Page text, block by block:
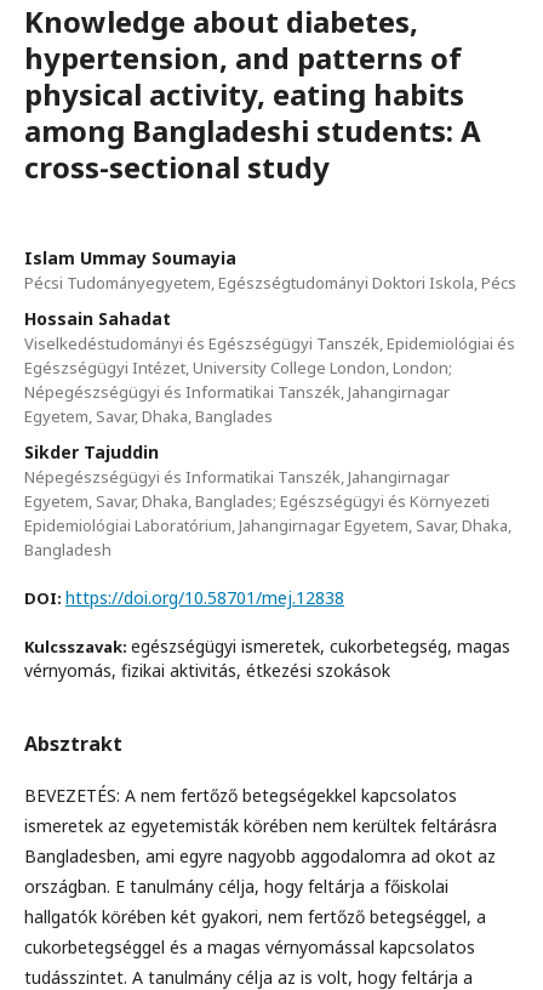
Knowledge about diabetes,
hypertension, and patterns of
physical activity, eating habits
among Bangladeshi students: A
cross-sectional study
Islam Ummay Soumayia
Pécsi Tudományegyetem, Egészségtudományi Doktori Iskola, Pécs
Hossain Sahadat
Viselkedéstudományi és Egészségügyi Tanszék, Epidemiológiai és
Egészségügyi Intézet, University College London, London;
Népegészségügyi és Informatikai Tanszék, Jahangirnagar
Egyetem, Savar, Dhaka, Banglades
Sikder Tajuddin
Népegészségügyi és Informatikai Tanszék, Jahangirnagar
Egyetem, Savar, Dhaka, Banglades; Egészségügyi és Környezeti
Epidemiológiai Laboratórium, Jahangirnagar Egyetem, Savar, Dhaka,
Bangladesh
DOI: https://doi.org/10.58701/mej.12838
Kulcsszavak: egészségügyi ismeretek, cukorbetegség, magas
vérnyomás, fizikai aktivitás, étkezési szokások
Absztrakt
BEVEZETÉS: A nem fertőző betegségekkel kapcsolatos
ismeretek az egyetemisták körében nem kerültek feltárásra
Bangladesben, ami egyre nagyobb aggodalomra ad okot az
országban. E tanulmány célja, hogy feltárja a főiskolai
hallgatók körében két gyakori, nem fertőző betegséggel, a
cukorbetegséggel és a magas vérnyomással kapcsolatos
tudásszintet. A tanulmány célja az is volt, hogy feltárja a